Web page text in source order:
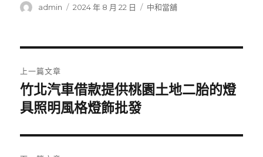
作
admin
發
2024 年 8 月 22 日
分
中和當舖
章
導
覽
上一篇文章
上
一
文
章:
竹北汽車借款提供桃園土地二胎的燈
具照明風格燈飾批發